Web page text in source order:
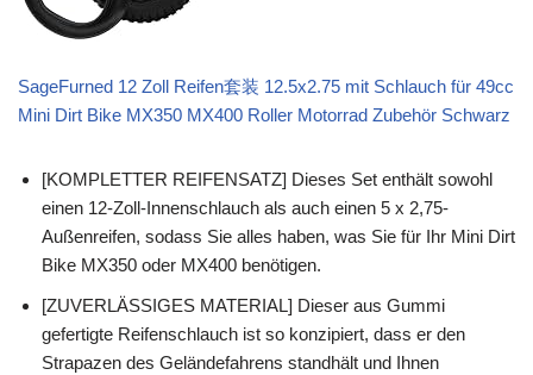
SageFurned 12 Zoll Reifen套装 12.5x2.75 mit Schlauch für 49cc
Mini Dirt Bike MX350 MX400 Roller Motorrad Zubehör Schwarz
[KOMPLETTER REIFENSATZ] Dieses Set enthält sowohl
einen 12-Zoll-Innenschlauch als auch einen 5 x 2,75-
Außenreifen, sodass Sie alles haben, was Sie für Ihr Mini Dirt
Bike MX350 oder MX400 benötigen.
[ZUVERLÄSSIGES MATERIAL] Dieser aus Gummi
gefertigte Reifenschlauch ist so konzipiert, dass er den
Strapazen des Geländefahrens standhält und Ihnen